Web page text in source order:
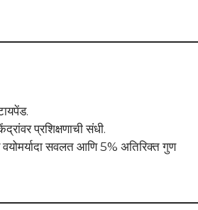
प्रशिक्षणाची संधी.
वयोमर्यादा सवलत आणि 5% अतिरिक्त गुण